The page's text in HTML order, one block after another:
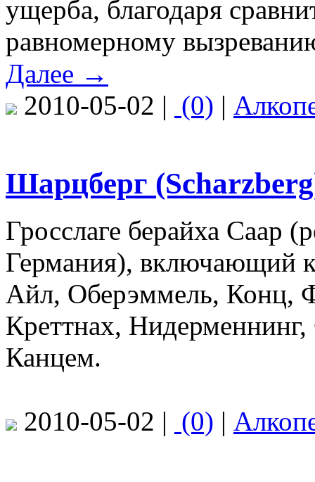
ущерба, благодаря
равномерному
Далее →
2010-05-02 | (0) |
Шарцберг
Гросслаге берайха Саар
Германия), включающий
Айл, Оберэммель, Конц,
Креттнах,
Канцем.
2010-05-02 | (0) |